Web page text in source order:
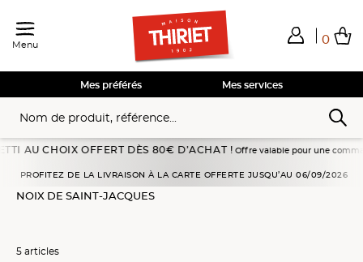
Menu 0
Total de mes achats
Voir mon panier
Voir mon panier
Voir mon panier
Voir mon panier
Mes services
Mes préférés
CHOIX OFFERT DÈS 80€ D’ACHAT !Offre valable pour une commande
PROFITEZ DE LA LIVRAISON À LA CARTE OFFERTE JUSQU’AU 06/09/2026
NOIX DE SAINT-JACQUES
5 articles